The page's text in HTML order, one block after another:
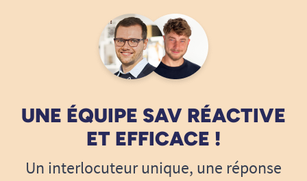
UNE ÉQUIPE SAV RÉACTIVE
ET EFFICACE !
Un interlocuteur unique, une réponse